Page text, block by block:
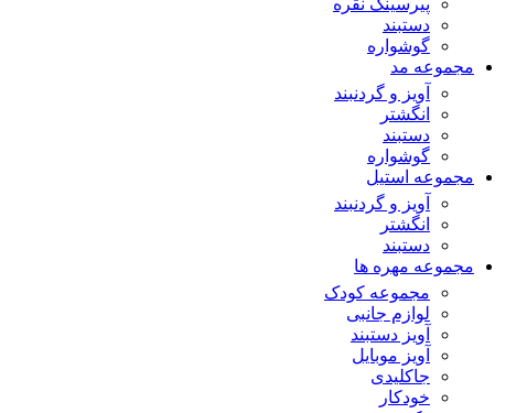
پیرسینگ نقره
دستبند
گوشواره
مجموعه مد
آویز و گردنبند
انگشتر
دستبند
گوشواره
مجموعه استیل
آویز و گردنبند
انگشتر
دستبند
مجموعه مهره ها
مجموعه کودک
لوازم جانبی
آویز دستبند
آویز موبایل
جاکلیدی
خودکار